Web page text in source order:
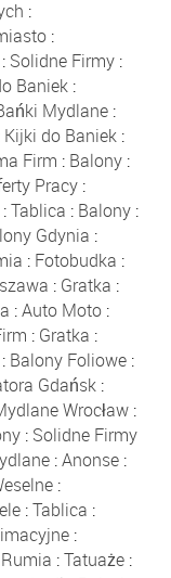
:
:
: Solidne Firmy :
Baniek:
Mydlane :
Kijki do Baniek :
Firm : Balony :
Pracy:
Tablica : Balony:
Gdynia :
: Fotobudka :
: Gratka :
:Auto Moto :
: Gratka :
: Balony Foliowe :
Gdańsk :
Wrocław:
: Solidne Firmy
:Anonse:
:
:Tablica :
:
:Tatuaże: